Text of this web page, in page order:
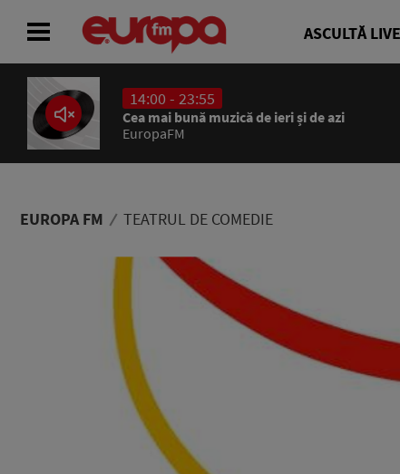
ASCULTĂ
14:00 - 23:55
Cea mai bună muzică de ieri și de azi
EuropaFM
EUROPA FM TEATRUL DE COMEDIE
ACASĂ
ȘTIRI
ASCULTĂ LIVE